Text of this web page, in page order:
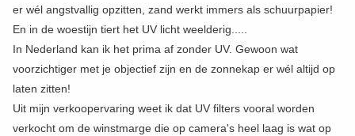
er wél angstvallig opzitten, zand werkt immers als schuurpapier!
En in de woestijn tiert het UV licht weelderig.....
In Nederland kan ik het prima af zonder UV. Gewoon wat
voorzichtiger met je objectief zijn en de zonnekap er wél altijd op
laten zitten!
Uit mijn verkoopervaring weet ik dat UV filters vooral worden
verkocht om de winstmarge die op camera's heel laag is wat op